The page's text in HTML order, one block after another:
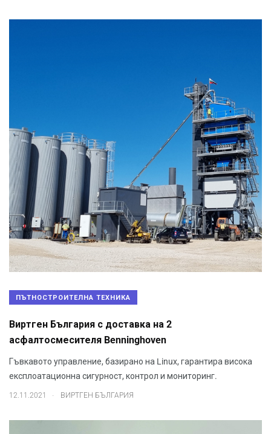
ПЪТНОСТРОИТЕЛНА ТЕХНИКА
Виртген България с доставка на 2
асфалтосмесителя Benninghoven
Гъвкавото управление, базирано на Linux, гарантира висока
експлоатационна сигурност, контрол и мониторинг.
12.11.2021 . ВИРТГЕН БЪЛГАРИЯ